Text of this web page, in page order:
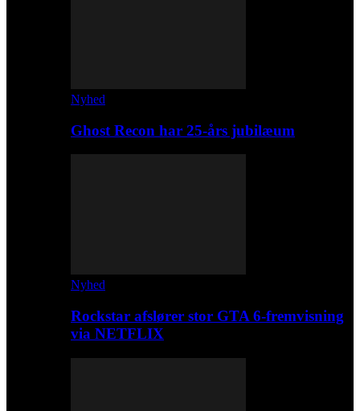
Nyhed
Ghost Recon har 25-års jubilæum
Nyhed
Rockstar afslører stor GTA 6-fremvisning
via NETFLIX